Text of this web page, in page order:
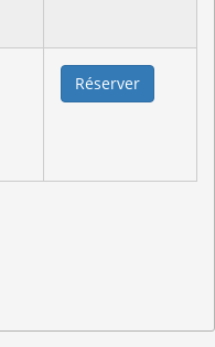
Réserver